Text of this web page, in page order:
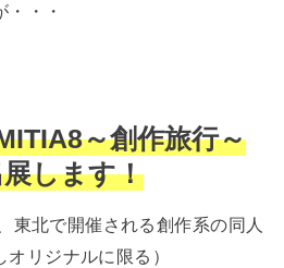
・・
～創作旅行～
します！
東北で開催される創作系の同人
リジナルに限る）